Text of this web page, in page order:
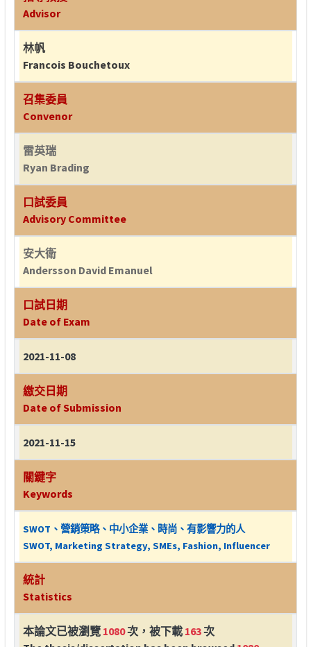
Advisor
林帆
Francois Bouchetoux
召集委員
Convenor
雷英瑞
Ryan Brading
口試委員
Advisory Committee
安大衛
Andersson David Emanuel
口試日期
Date of Exam
2021-11-08
繳交日期
Date of Submission
2021-11-15
關鍵字
Keywords
SWOT、營銷策略、中小企業、時尚、有影響力的人
SWOT, Marketing Strategy, SMEs, Fashion, Influencer
統計
Statistics
本論文已被瀏覽 1080次，被下載 163次